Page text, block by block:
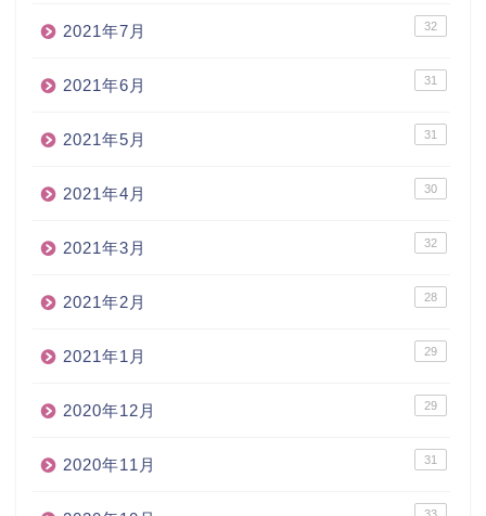
2021年7月 32
2021年6月 31
2021年5月 31
2021年4月 30
2021年3月 32
2021年2月 28
2021年1月 29
2020年12月 29
2020年11月 31